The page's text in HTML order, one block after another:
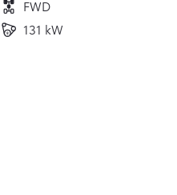
FWD
131 kW